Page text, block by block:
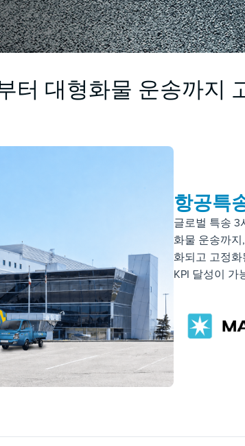
터 대형화물 운송까지
항공특
글로벌 특송 3
화물 운송까
화되고 고정
KPI 달성이 가